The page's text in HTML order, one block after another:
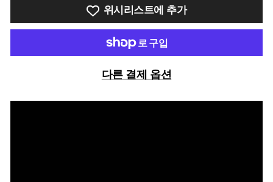
위시리스트에 추가
다른 결제 옵션